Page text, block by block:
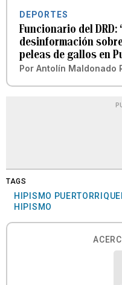
DEPORTES
Funcionario del DRD:
desinformación
peleas de gallos en
Por Antolín Maldonado
TAGS
HIPISMO
HIPISMO